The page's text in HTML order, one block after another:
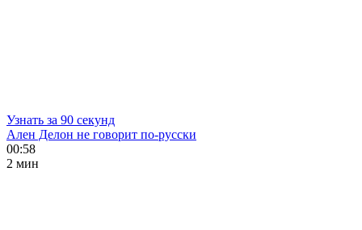
Узнать за 90 секунд
Ален Делон не говорит по-русски
00:58
2 мин